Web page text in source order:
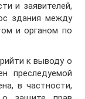
и заявителей,
здания между
и органом по
к выводу о
преследуемой
в частности,